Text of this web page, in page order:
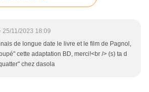
25/11/2023 18:09
de longue date le livre et le film de Pagnol,
cette adaptation BD, merci!<br /> (s) ta d
chez dasola